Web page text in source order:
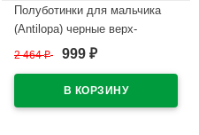
Полуботинки для мальчика
(Antilopa) черные верх-
искусственная кожа
кожа размер 32-37 арт.AL
7400
2 464₽ 999 ₽